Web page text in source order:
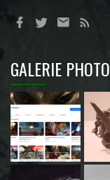
GALERIE PHOTO